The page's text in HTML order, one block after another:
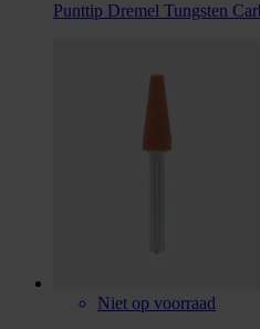
Punttip Dremel Tungsten
Niet op voorraad